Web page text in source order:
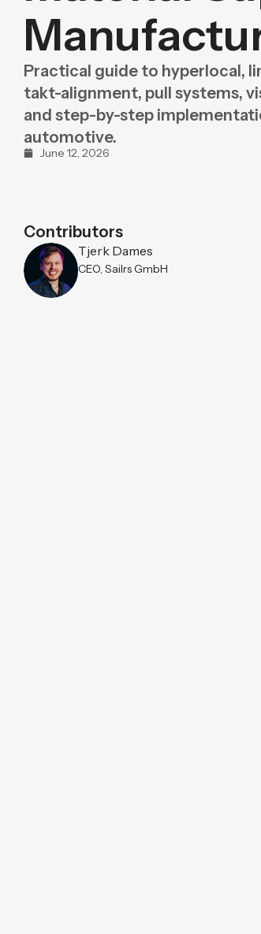
Pricing
BeLean Sense
Practical guide to hyperlocal,
takt-alignment, pull systems,
and step-by-step
automotive.
June 12, 2026
Contributors
Tjerk Dames
CEO, Sailrs GmbH